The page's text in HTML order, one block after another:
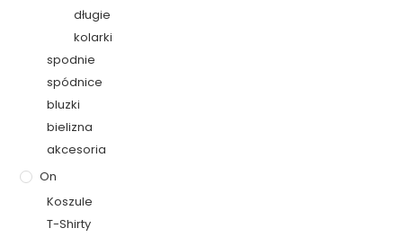
długie
kolarki
spodnie
spódnice
bluzki
bielizna
akcesoria
On
Koszule
T-Shirty